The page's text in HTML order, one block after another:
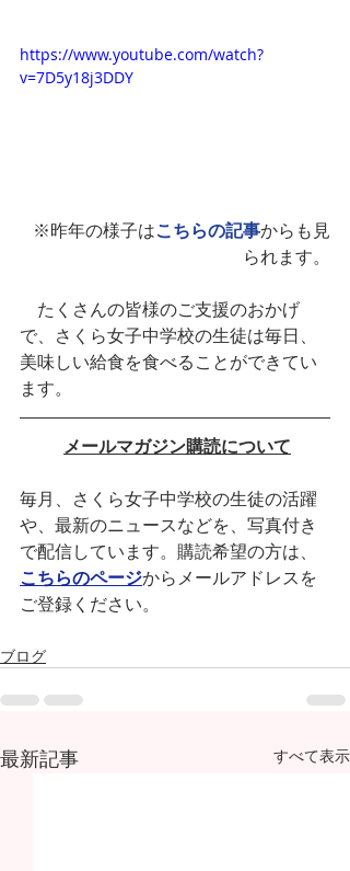
https://www.youtube.com/watch?
v=7D5y18j3DDY
※昨年の様子はこちらの記事からも見
られます。
たくさんの皆様のご支援のおかげ
で、さくら女子中学校の生徒は毎日、
美味しい給食を食べることができてい
ます。
メールマガジン購読について
毎月、さくら女子中学校の生徒の活躍
や、最新のニュースなどを、写真付き
で配信しています。購読希望の方は、
こちらのページからメールアドレスを
ご登録ください。
ブログ
最新記事 すべて表示